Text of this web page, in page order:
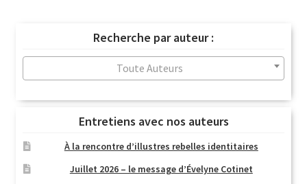
Recherche par auteur :
Toute Auteurs
Entretiens avec nos auteurs
À la rencontre d’illustres rebelles identitaires
Juillet 2026 – le message d’Évelyne Cotinet